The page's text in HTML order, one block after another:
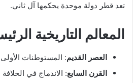
تعد قطر دولة موحدة يحكمها آل ثاني.
المعالم التاريخية
العصر القديم: المستوطنات الأولى
القرن السابع: الاندماج في الخلافة